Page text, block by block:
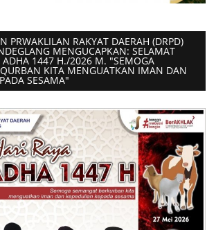
PRWAKLILAN RAKYAT DAERAH (DRPD)
MENGUCAPKAN: SELAMAT
ADHA 1447 H./2026 M. "SEMOGA
KITA MENGUATKAN IMAN DAN
SESAMA"